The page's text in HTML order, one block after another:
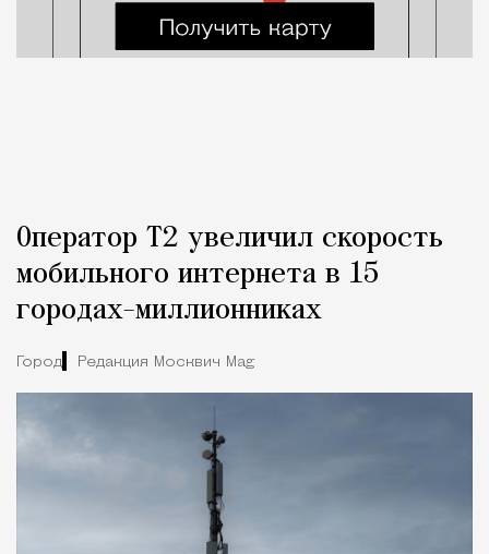
Оператор Т2 увеличил скорость
мобильного интернета в 15
городах-миллионниках
Город Редакция Москвич Mag